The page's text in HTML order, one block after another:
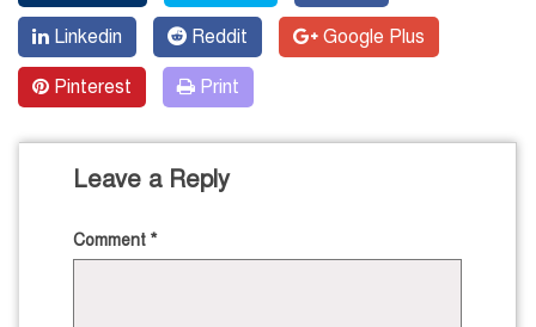
Linkedin Reddit Google Plus
Pinterest Print
Leave a Reply
Comment *